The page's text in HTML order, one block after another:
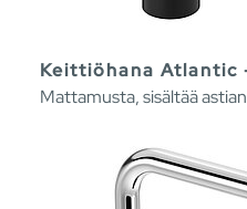
Keittiöhana Atlantic
Mattamusta, sisältää